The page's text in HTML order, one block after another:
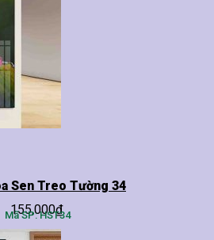
Sen Treo Tường 34
155,000₫
Mã SP: HST34